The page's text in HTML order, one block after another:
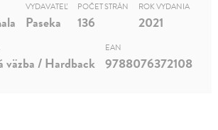
VYDAVATEĽ
Paseka
POČET STRÁN
136
ROK VYDANIA
2021
väzba / Hardback
EAN
9788076372108